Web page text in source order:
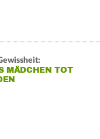
MÄDCHEN TOT